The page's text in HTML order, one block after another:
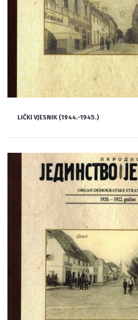
LIČKI VJESNIK (1944.-1945.)